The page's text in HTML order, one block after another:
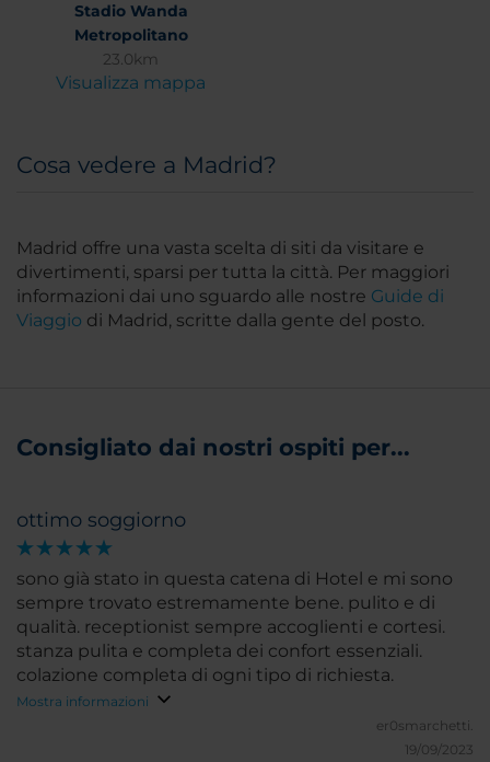
Stadio Wanda
Metropolitano
23.0km
Visualizza mappa
Cosa vedere a Madrid?
Madrid offre una vasta scelta di siti da visitare e
divertimenti, sparsi per tutta la città. Per maggiori
informazioni dai uno sguardo alle nostre Guide di
Viaggio di Madrid, scritte dalla gente del posto.
Consigliato dai nostri ospiti per...
ottimo soggiorno
sono già stato in questa catena di Hotel e mi sono
sempre trovato estremamente bene. pulito e di
qualità. receptionist sempre accoglienti e cortesi.
stanza pulita e completa dei confort essenziali.
colazione completa di ogni tipo di richiesta.
Mostra informazioni
er0smarchetti.
19/09/2023